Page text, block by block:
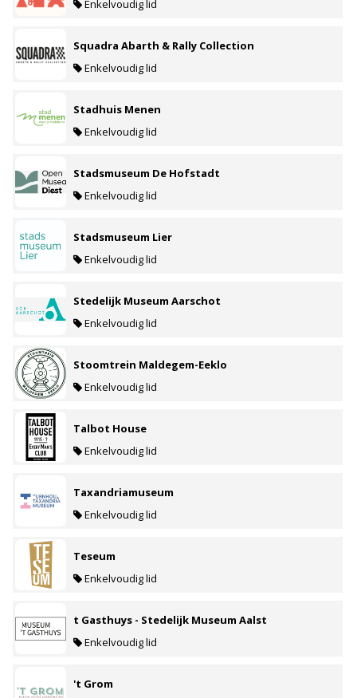
Enkelvoudig lid
Squadra Abarth & Rally Collection
Enkelvoudig lid
Stadhuis Menen
Enkelvoudig lid
Stadsmuseum De Hofstadt
Enkelvoudig lid
Stadsmuseum Lier
Enkelvoudig lid
Stedelijk Museum Aarschot
Enkelvoudig lid
Stoomtrein Maldegem-Eeklo
Enkelvoudig lid
Talbot House
Enkelvoudig lid
Taxandriamuseum
Enkelvoudig lid
Teseum
Enkelvoudig lid
t Gasthuys - Stedelijk Museum Aalst
Enkelvoudig lid
't Grom